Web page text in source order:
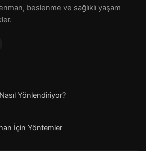
beslenme ve sağlıklı yaşam
Yönlendiriyor?
İçin Yöntemler